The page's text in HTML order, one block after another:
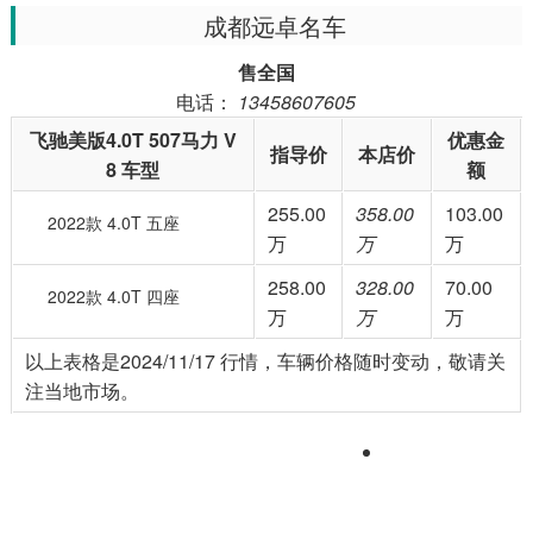
成都远卓名车
售全国
电话： 13458607605
飞驰美版4.0T 507马力 V
8 车型
指导价 本店价
优惠金
额
2022款 4.0T 五座
255.00
万
358.00
万
103.00
万
2022款 4.0T 四座
258.00
万
328.00
万
70.00
万
以上表格是2024/11/17 行情，车辆价格随时变动，敬请关
注当地市场。